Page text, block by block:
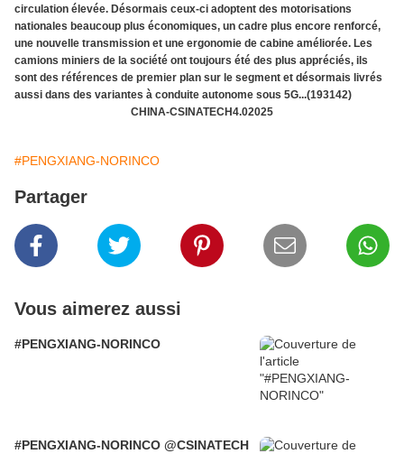
circulation élevée. Désormais ceux-ci adoptent des motorisations
nationales beaucoup plus économiques, un cadre plus encore renforcé,
une nouvelle transmission et une ergonomie de cabine améliorée. Les
camions miniers de la société ont toujours été des plus appréciés, ils
sont des références de premier plan sur le segment et désormais livrés
aussi dans des variantes à conduite autonome sous 5G...(193142)
CHINA-CSINATECH4.02025
#PENGXIANG-NORINCO
Partager
Vous aimerez aussi
#PENGXIANG-NORINCO
#PENGXIANG-NORINCO @CSINATECH